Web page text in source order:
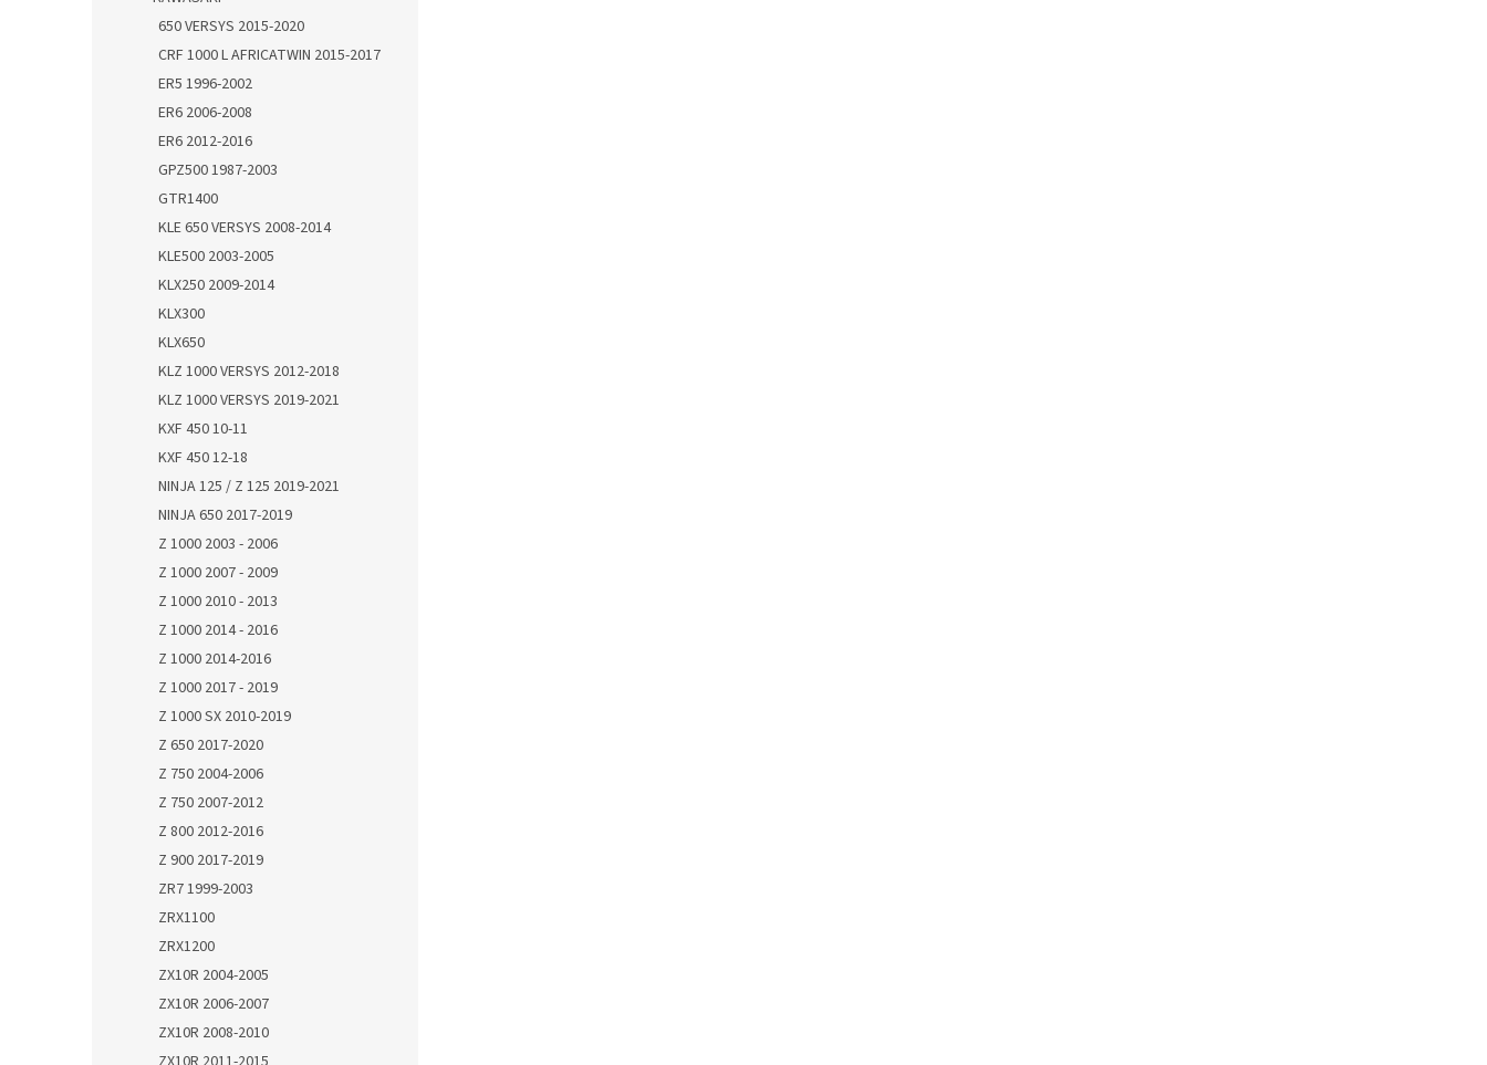
650 VERSYS 2015-2020
CRF 1000 L AFRICATWIN 2015-2017
ER5 1996-2002
ER6 2006-2008
ER6 2012-2016
GPZ500 1987-2003
GTR1400
KLE 650 VERSYS 2008-2014
KLE500 2003-2005
KLX250 2009-2014
KLX300
KLX650
KLZ 1000 VERSYS 2012-2018
KLZ 1000 VERSYS 2019-2021
KXF 450 10-11
KXF 450 12-18
NINJA 125 / Z 125 2019-2021
NINJA 650 2017-2019
Z 1000 2003 - 2006
Z 1000 2007 - 2009
Z 1000 2010 - 2013
Z 1000 2014 - 2016
Z 1000 2014-2016
Z 1000 2017 - 2019
Z 1000 SX 2010-2019
Z 650 2017-2020
Z 750 2004-2006
Z 750 2007-2012
Z 800 2012-2016
Z 900 2017-2019
ZR7 1999-2003
ZRX1100
ZRX1200
ZX10R 2004-2005
ZX10R 2006-2007
ZX10R 2008-2010